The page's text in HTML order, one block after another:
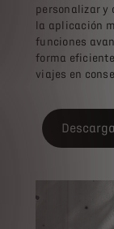
personalizar y
la aplicación
funciones
forma
viajes en